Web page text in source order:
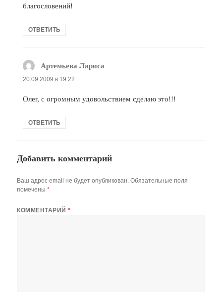
благословений!
ОТВЕТИТЬ
Артемьева Лариса
20.09.2009 в 19:22
Олег, с огромным удовольствием сделаю это!!!
ОТВЕТИТЬ
Добавить комментарий
Ваш адрес email не будет опубликован. Обязательные поля
помечены*
КОММЕНТАРИЙ*